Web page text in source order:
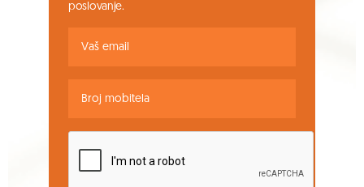
poslovanje.